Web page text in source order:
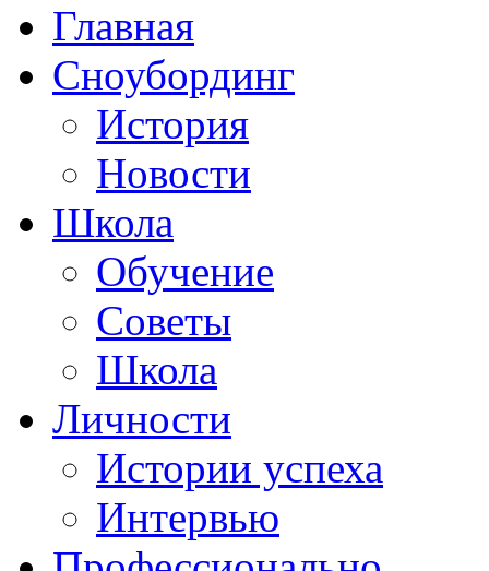
Главная
Сноубординг
История
Новости
Школа
Обучение
Советы
Школа
Личности
Истории успеха
Интервью